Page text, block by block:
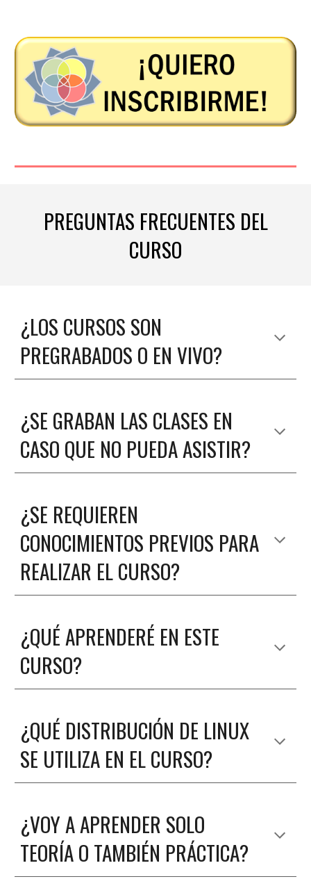
PREGUNTAS FRECUENTES DEL
CURSO
¿LOS CURSOS SON
PREGRABADOS O EN VIVO?
¿SE GRABAN LAS CLASES EN
CASO QUE NO PUEDA ASISTIR?
¿SE REQUIEREN
CONOCIMIENTOS PREVIOS PARA
REALIZAR EL CURSO?
¿QUÉ APRENDERÉ EN ESTE
CURSO?
¿QUÉ DISTRIBUCIÓN DE LINUX
SE UTILIZA EN EL CURSO?
¿VOY A APRENDER SOLO
TEORÍA O TAMBIÉN PRÁCTICA?